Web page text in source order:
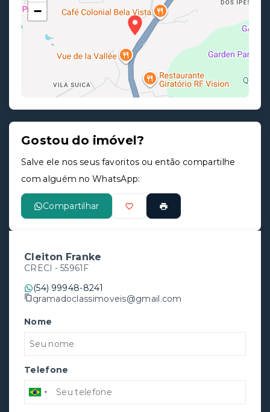
−
Gostou do imóvel?
Salve ele nos seus favoritos ou então compartilhe
com alguém no WhatsApp:
Compartilhar
Cleiton Franke
CRECI - 55961F
(54) 99948-8241
gramadoclassimoveis@gmail.com
Nome
Telefone